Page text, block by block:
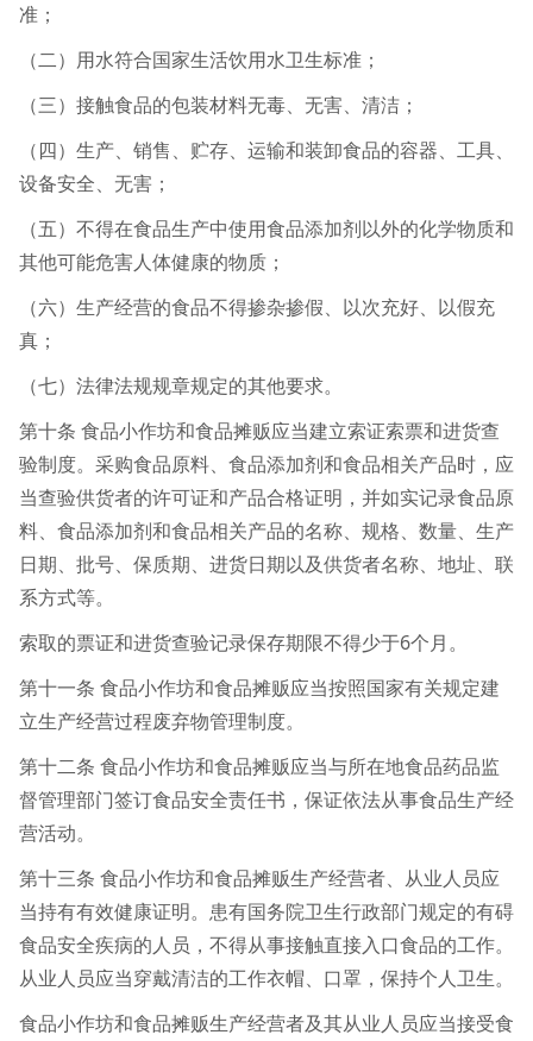
准；
（二）用水符合国家生活饮用水卫生标准；
（三）接触食品的包装材料无毒、无害、清洁；
（四）生产、销售、贮存、运输和装卸食品的容器、工具、
设备安全、无害；
（五）不得在食品生产中使用食品添加剂以外的化学物质和
其他可能危害人体健康的物质；
（六）生产经营的食品不得掺杂掺假、以次充好、以假充
真；
（七）法律法规规章规定的其他要求。
第十条 食品小作坊和食品摊贩应当建立索证索票和进货查
验制度。采购食品原料、食品添加剂和食品相关产品时，应
当查验供货者的许可证和产品合格证明，并如实记录食品原
料、食品添加剂和食品相关产品的名称、规格、数量、生产
日期、批号、保质期、进货日期以及供货者名称、地址、联
系方式等。
索取的票证和进货查验记录保存期限不得少于6个月。
第十一条 食品小作坊和食品摊贩应当按照国家有关规定建
立生产经营过程废弃物管理制度。
第十二条 食品小作坊和食品摊贩应当与所在地食品药品监
督管理部门签订食品安全责任书，保证依法从事食品生产经
营活动。
第十三条 食品小作坊和食品摊贩生产经营者、从业人员应
当持有有效健康证明。患有国务院卫生行政部门规定的有碍
食品安全疾病的人员，不得从事接触直接入口食品的工作。
从业人员应当穿戴清洁的工作衣帽、口罩，保持个人卫生。
食品小作坊和食品摊贩生产经营者及其从业人员应当接受食